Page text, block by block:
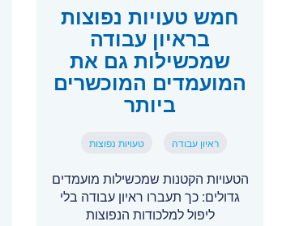
חמש טעויות נפוצות
בראיון עבודה
שמכשילות גם את
המועמדים המוכשרים
ביותר
ראיון עבודה טעויות נפוצות
הטעויות הקטנות שמכשילות מועמדים
גדולים: כך תעברו ראיון עבודה בלי
ליפול למלכודות הנפוצות